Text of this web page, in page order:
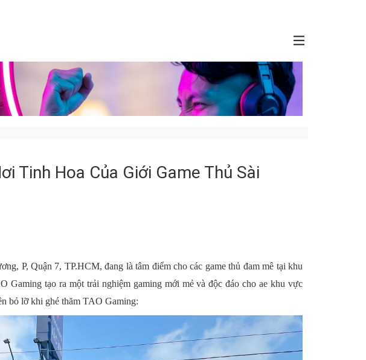
Tinh Hoa Của Giới Game Thủ Sài
P, Quận 7, TP.HCM, đang là tâm điểm cho các game thủ đam mê tại khu
tạo ra một trải nghiệm gaming mới mẻ và độc đáo cho ae khu vực
bỏ lỡ khi ghé thăm TAO Gaming: